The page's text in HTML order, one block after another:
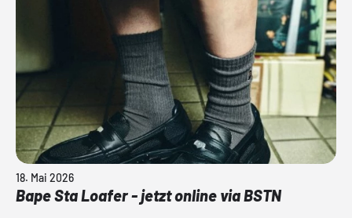
18. Mai 2026
Bape Sta Loafer - jetzt online via BSTN